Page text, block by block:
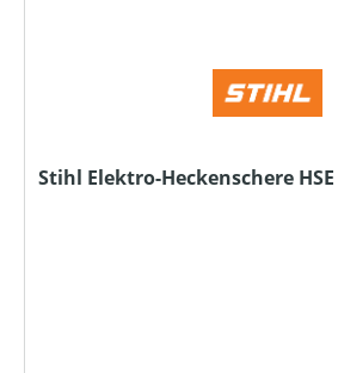
Stihl Elektro-Heckenschere HSE